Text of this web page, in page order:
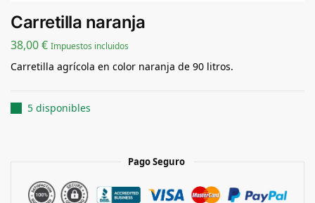
Carretilla naranja
38,00€ Impuestos incluidos
Carretilla agrícola en color naranja de 90 litros.
5 disponibles
Pago Seguro